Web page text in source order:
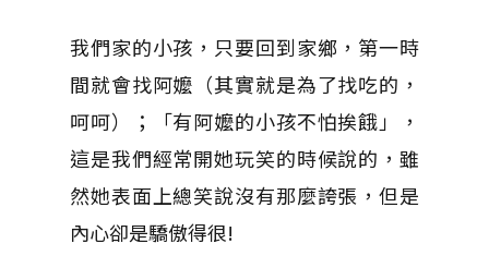
我們家的小孩，只要回到家鄉，第一時
間就會找阿嬤（其實就是為了找吃的，
呵呵）；「有阿嬤的小孩不怕挨餓」，
這是我們經常開她玩笑的時候說的，雖
然她表面上總笑說沒有那麼誇張，但是
內心卻是驕傲得很!